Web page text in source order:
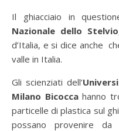
Il ghiacciaio in
Nazionale dello
d’Italia, e si dice anche
valle in Italia.
Gli scienziati dell’
Milano Bicoccahanno
particelle di plastica sul
possano provenire